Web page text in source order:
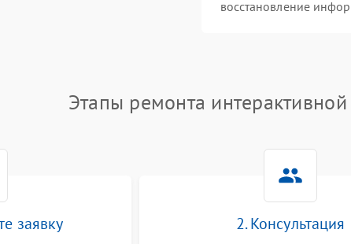
восстановление
Этапы ремонта
заявку 2. Консультация